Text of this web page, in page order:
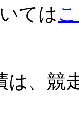
ては
、競